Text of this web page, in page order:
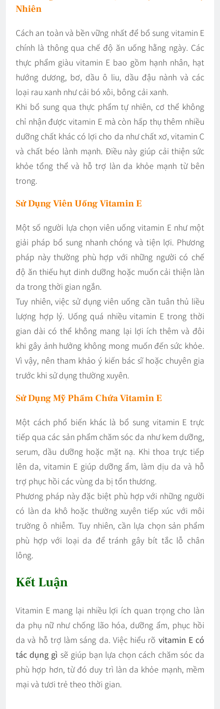
Nhiên
Cách an toàn và bền vững nhất để bổ sung vitamin E
chính là thông qua chế độ ăn uống hằng ngày. Các
thực phẩm giàu vitamin E bao gồm hạnh nhân, hạt
hướng dương, bơ, dầu ô liu, dầu đậu nành và các
loại rau xanh như cải bó xôi, bông cải xanh.
Khi bổ sung qua thực phẩm tự nhiên, cơ thể không
chỉ nhận được vitamin E mà còn hấp thụ thêm nhiều
dưỡng chất khác có lợi cho da như chất xơ, vitamin C
và chất béo lành mạnh. Điều này giúp cải thiện sức
khỏe tổng thể và hỗ trợ làn da khỏe mạnh từ bên
trong.
Sử Dụng Viên Uống Vitamin E
Một số người lựa chọn viên uống vitamin E như một
giải pháp bổ sung nhanh chóng và tiện lợi. Phương
pháp này thường phù hợp với những người có chế
độ ăn thiếu hụt dinh dưỡng hoặc muốn cải thiện làn
da trong thời gian ngắn.
Tuy nhiên, việc sử dụng viên uống cần tuân thủ liều
lượng hợp lý. Uống quá nhiều vitamin E trong thời
gian dài có thể không mang lại lợi ích thêm và đôi
khi gây ảnh hưởng không mong muốn đến sức khỏe.
Vì vậy, nên tham khảo ý kiến bác sĩ hoặc chuyên gia
trước khi sử dụng thường xuyên.
Sử Dụng Mỹ Phẩm Chứa Vitamin E
Một cách phổ biến khác là bổ sung vitamin E trực
tiếp qua các sản phẩm chăm sóc da như kem dưỡng,
serum, dầu dưỡng hoặc mặt nạ. Khi thoa trực tiếp
lên da, vitamin E giúp dưỡng ẩm, làm dịu da và hỗ
trợ phục hồi các vùng da bị tổn thương.
Phương pháp này đặc biệt phù hợp với những người
có làn da khô hoặc thường xuyên tiếp xúc với môi
trường ô nhiễm. Tuy nhiên, cần lựa chọn sản phẩm
phù hợp với loại da để tránh gây bít tắc lỗ chân
lông.
Kết Luận
Vitamin E mang lại nhiều lợi ích quan trọng cho làn
da phụ nữ như chống lão hóa, dưỡng ẩm, phục hồi
da và hỗ trợ làm sáng da. Việc hiểu rõ vitamin E có
tác dụng gì sẽ giúp bạn lựa chọn cách chăm sóc da
phù hợp hơn, từ đó duy trì làn da khỏe mạnh, mềm
mại và tươi trẻ theo thời gian.